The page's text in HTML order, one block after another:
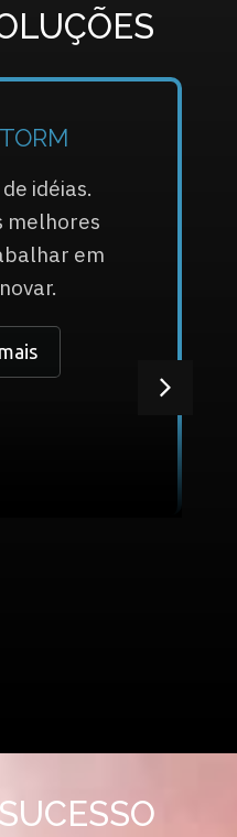
idéias.
melhores
em